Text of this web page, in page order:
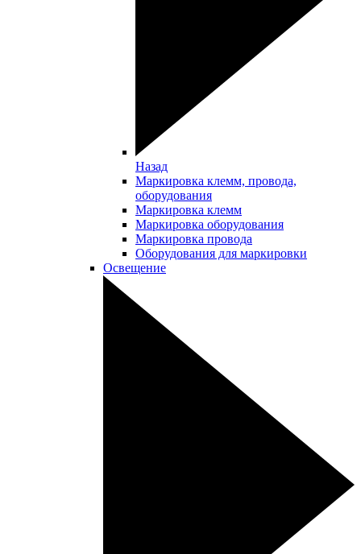
Назад
Маркировка клемм, провода,
оборудования
Маркировка клемм
Маркировка оборудования
Маркировка провода
Оборудования для маркировки
Освещение